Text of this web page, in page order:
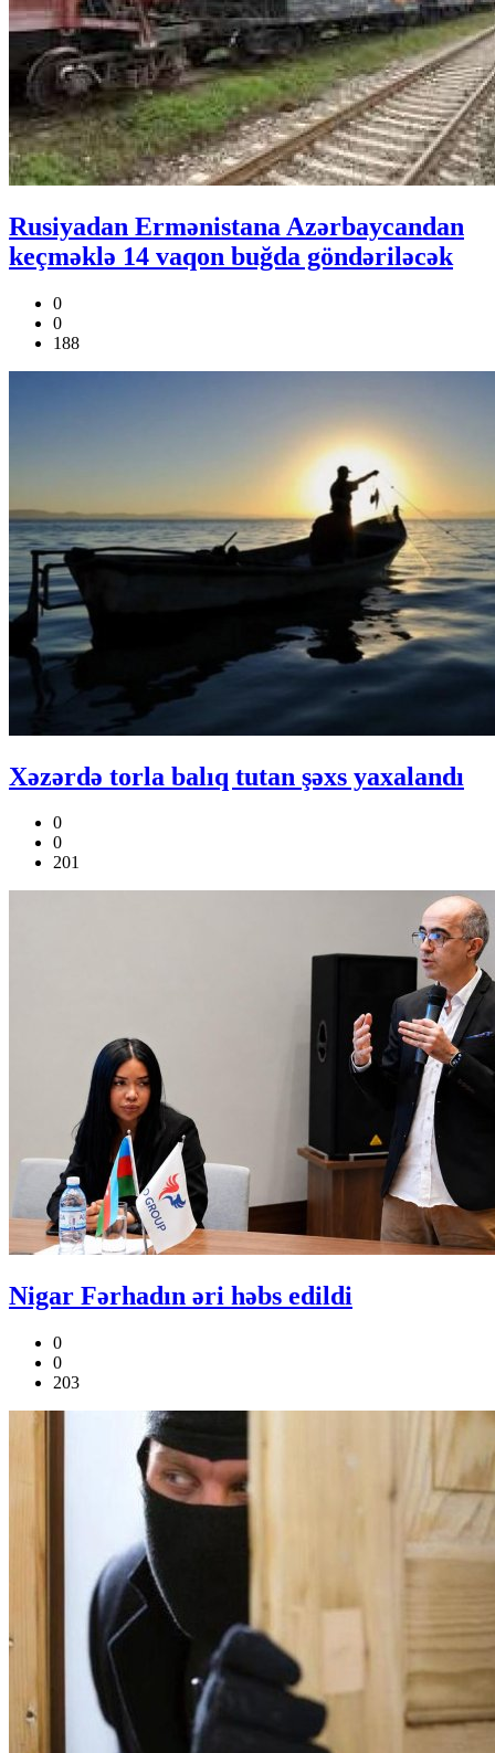
Rusiyadan Ermənistana Azərbaycandan
keçməklə 14 vaqon buğda göndəriləcək
0
0
188
Xəzərdə torla balıq tutan şəxs yaxalandı
0
0
201
Nigar Fərhadın əri həbs edildi
0
0
203